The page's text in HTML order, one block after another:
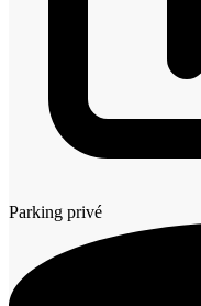
Parking privé